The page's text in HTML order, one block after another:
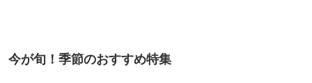
今が旬！季節のおすすめ特集